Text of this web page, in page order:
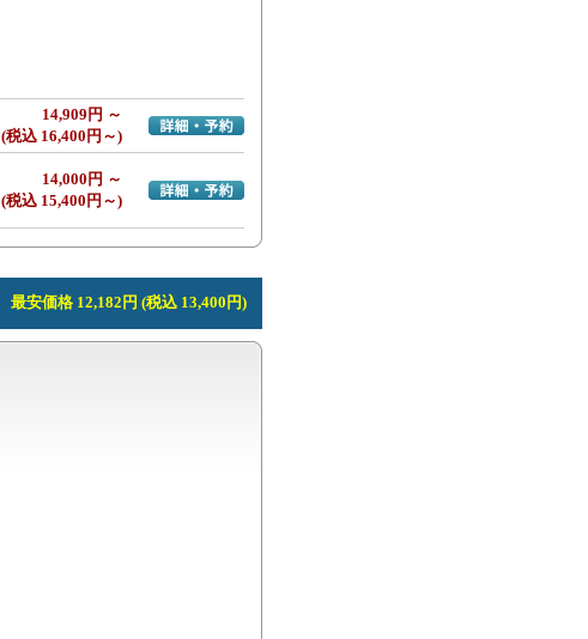
14,909円 ～
(税込 16,400円～)
詳細・予約へ
14,000円 ～
(税込 15,400円～)
詳細・予約へ
最安価格 12,182円 (税込 13,400円)